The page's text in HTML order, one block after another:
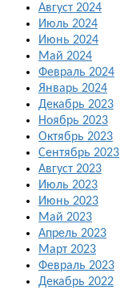
Август 2024
Июль 2024
Июнь 2024
Май 2024
Февраль 2024
Январь 2024
Декабрь 2023
Ноябрь 2023
Октябрь 2023
Сентябрь 2023
Август 2023
Июль 2023
Июнь 2023
Май 2023
Апрель 2023
Март 2023
Февраль 2023
Декабрь 2022